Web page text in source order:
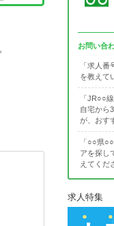
お問い合
「求人
を教えて
「JR○○
自宅から
が、おす
「○○県
アを探し
えてくだ
求人特集